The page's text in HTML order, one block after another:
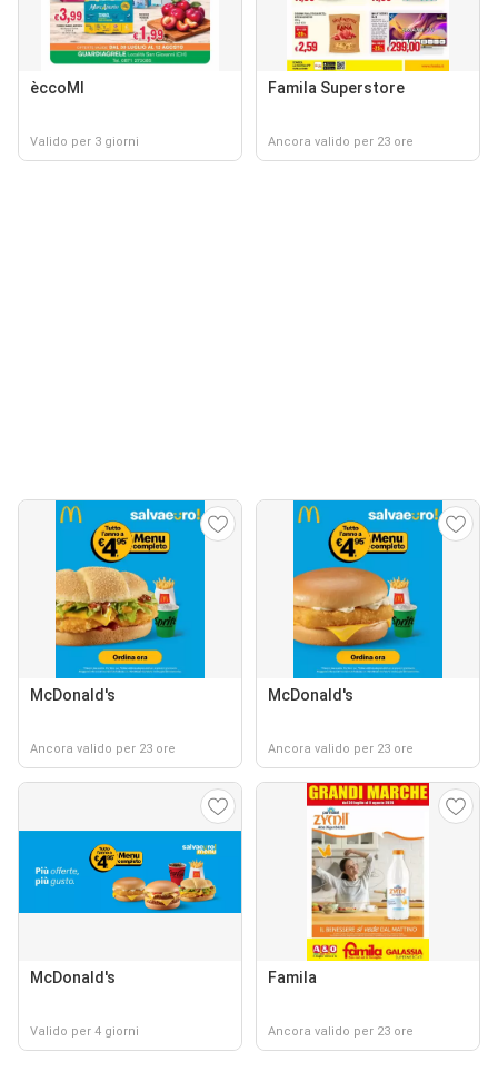
èccoMI
Valido per 3 giorni
Famila Superstore
Ancora valido per 23 ore
McDonald's
Ancora valido per 23 ore
McDonald's
Ancora valido per 23 ore
McDonald's
Valido per 4 giorni
Famila
Ancora valido per 23 ore